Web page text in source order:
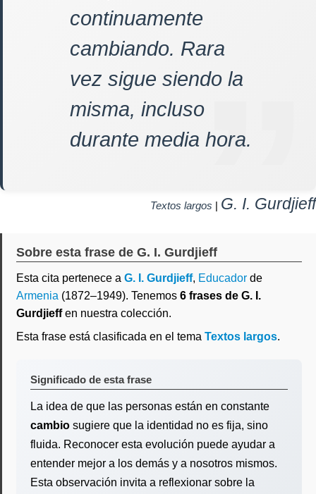
continuamente
cambiando. Rara
vez sigue siendo la
misma, incluso
durante media hora.
Textos largos | G. I. Gurdjieff
Sobre esta frase de G. I. Gurdjieff
Esta cita pertenece a G. I. Gurdjieff, Educador de
Armenia (1872–1949). Tenemos 6 frases de G. I.
Gurdjieffen nuestra colección.
Esta frase está clasificada en el tema Textos largos.
Significado de esta frase
La idea de que las personas están en constante
cambio sugiere que la identidad no es fija, sino
fluida. Reconocer esta evolución puede ayudar a
entender mejor a los demás y a nosotros mismos.
Esta observación invita a reflexionar sobre la